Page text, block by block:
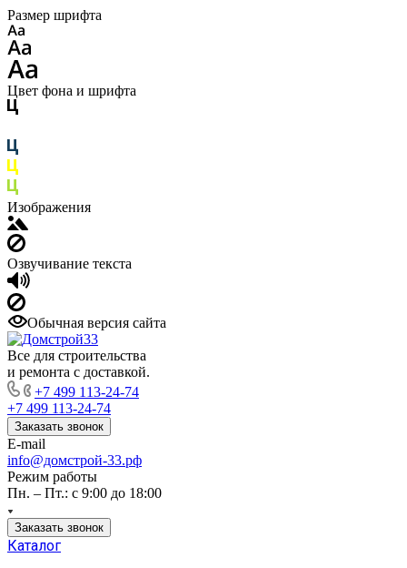
Размер шрифта
Цвет фона и шрифта
Изображения
Озвучивание текста
Обычная версия сайта
Все для строительства
и ремонта с доставкой.
+7 499 113-24-74
+7 499 113-24-74
Заказать звонок
E-mail
info@домстрой-33.рф
Режим работы
Пн. – Пт.: с 9:00 до 18:00
Заказать звонок
Каталог